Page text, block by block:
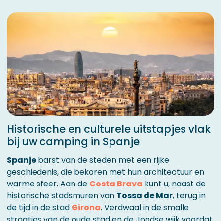
Historische en culturele uitstapjes vlak
bij uw camping in Spanje
Spanje barst van de steden met een rijke
geschiedenis, die bekoren met hun architectuur en
warme sfeer. Aan de Costa Brava kunt u, naast de
historische stadsmuren van Tossa de Mar, terug in
de tijd in de stad Girona. Verdwaal in de smalle